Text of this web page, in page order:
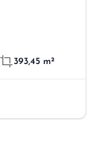
393,45 m²